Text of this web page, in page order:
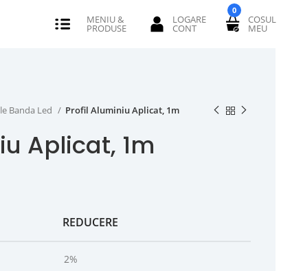
0
Banda Led Profil Aluminiu Aplicat, 1m
Aplicat, 1m
REDUCERE
2%